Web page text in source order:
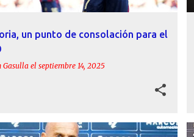
un punto de consolación para el
Gasulla el septiembre 14, 2025